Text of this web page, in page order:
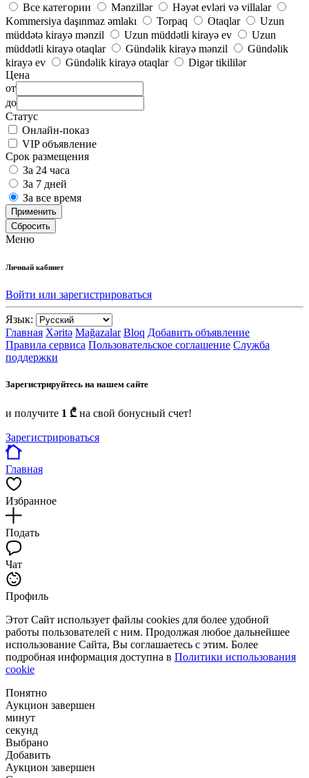
Все категории
Mənzillər
Həyət evləri və villalar
Kommersiya daşınmaz əmlakı
Torpaq Otaqlar
Uzun
müddətə kirayə mənzil
Uzun müddətli kirayə ev
Uzun
müddətli kirayə otaqlar
Gündəlik kirayə mənzil
Gündəlik
kirayə ev
Gündəlik kirayə otaqlar
Digər tikililər
Цена
от
до
Статус
Онлайн-показ
VIP объявление
Срок размещения
За 24 часа
За 7 дней
За все время
Применить
Сбросить
Меню
Личный кабинет
Войти или зарегистрироваться
Язык:
Главная Xəritə Mağazalar Bloq Добавить объявление
Правила сервиса Пользовательское соглашение Служба
поддержки
Зарегистрируйтесь на нашем сайте
и получите 1 ₾ на свой бонусный счет!
Зарегистрироваться
Главная
Избранное
Подать
Чат
Профиль
Этот Сайт использует файлы cookies для более удобной
работы пользователей с ним. Продолжая любое дальнейшее
использование Сайта, Вы соглашаетесь с этим. Более
подробная информация доступна в Политики использования
cookie
Понятно
Аукцион завершен
минут
секунд
Выбрано
Добавить
Аукцион завершен